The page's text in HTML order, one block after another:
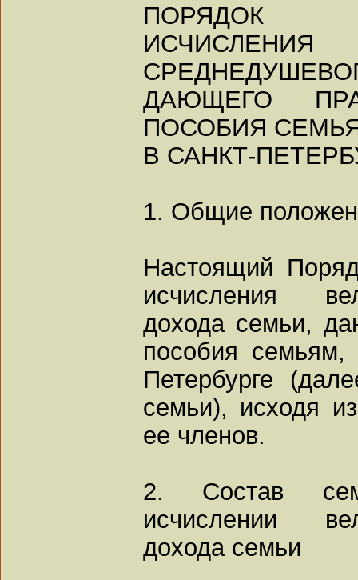
ПОРЯДОК
ДАЮЩЕГО
ПОСОБИЯ
В САНКТ-
1. Общие
Настоящий
исчисления
дохода семьи,
пособия
Петербурге
семьи), исходя
ее членов.
2. Состав
исчислении
дохода семьи